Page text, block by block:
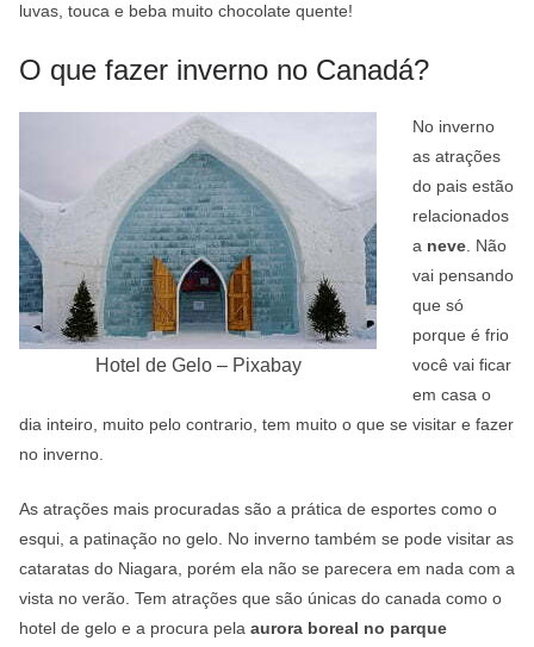
luvas, touca e beba muito chocolate quente!
O que fazer inverno no Canadá?
Hotel de Gelo – Pixabay
No inverno
as atrações
do pais estão
relacionados
a neve . Não
vai pensando
que só
porque é frio
você vai ficar
em casa o
dia inteiro, muito pelo contrario, tem muito o que se visitar e fazer
no inverno.
As atrações mais procuradas são a prática de esportes como o
esqui, a patinação no gelo. No inverno também se pode visitar as
cataratas do Niagara, porém ela não se parecera em nada com a
vista no verão. Tem atrações que são únicas do canada como o
hotel de gelo e a procura pela aurora boreal no parque